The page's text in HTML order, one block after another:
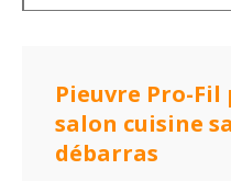
Pieuvre Pro-
salon cuisine
débarras